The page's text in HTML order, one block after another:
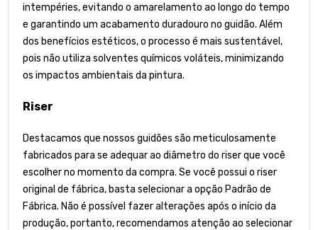
intempéries, evitando o amarelamento ao longo do tempo
e garantindo um acabamento duradouro no guidão. Além
dos benefícios estéticos, o processo é mais sustentável,
pois não utiliza solventes químicos voláteis, minimizando
os impactos ambientais da pintura.
Riser
Destacamos que nossos guidões são meticulosamente
fabricados para se adequar ao diâmetro do riser que você
escolher no momento da compra. Se você possui o riser
original de fábrica, basta selecionar a opção Padrão de
Fábrica. Não é possível fazer alterações após o início da
produção, portanto, recomendamos atenção ao selecionar